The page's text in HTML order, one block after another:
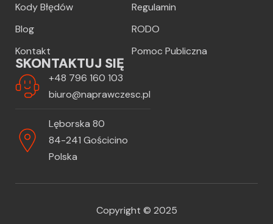
Kody Błędów
Blog
Kontakt
Regulamin
RODO
Pomoc Publiczna
SKONTAKTUJ SIĘ
+48 796 160 103
biuro@naprawczesc.pl
Lęborska 80
84-241 Gościcino
Polska
Copyright © 2025